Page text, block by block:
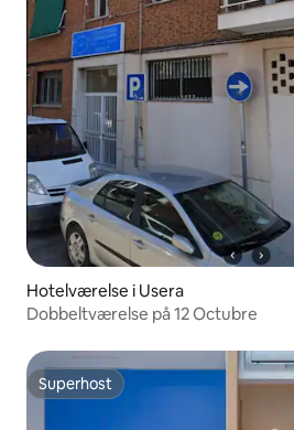
Hotelværelse i Usera
Dobbeltværelse på 12 Octubre
Superhost
Superhost